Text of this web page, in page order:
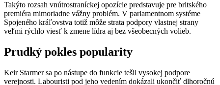
Takýto rozsah vnútrostraníckej opozície predstavuje pre britského
premiéra mimoriadne vážny problém. V parlamentnom systéme
Spojeného kráľovstva totiž môže strata podpory vlastnej strany
veľmi rýchlo viesť k zmene lídra aj bez všeobecných volieb.
Prudký pokles popularity
Keir Starmer sa po nástupe do funkcie tešil vysokej podpore
verejnosti. Labouristi pod jeho vedením dokázali ukončiť dlhoročnú